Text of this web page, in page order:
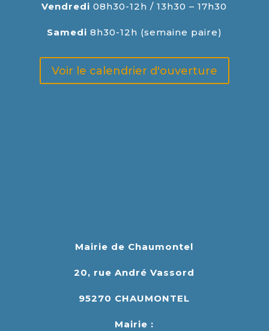
Vendredi 08h30-12h / 13h30 – 17h30
Samedi 8h30-12h (semaine paire)
Voir le calendrier d'ouverture
Mairie de Chaumontel
20, rue André Vassord
95270 CHAUMONTEL
Mairie :